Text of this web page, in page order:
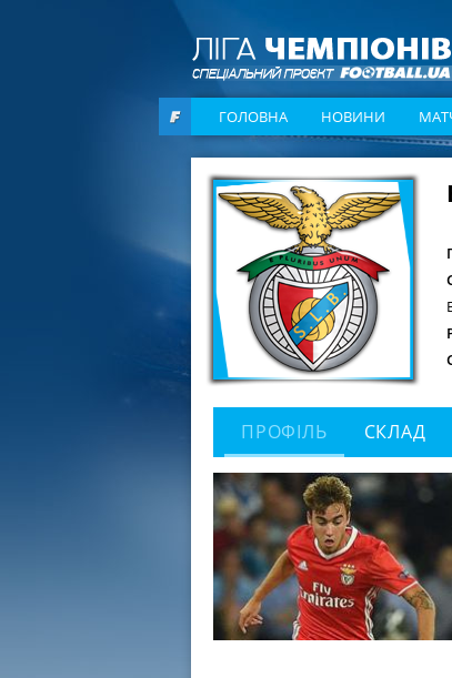
ГОЛОВНА НОВИНИ
ПРОФІЛЬ СКЛАД